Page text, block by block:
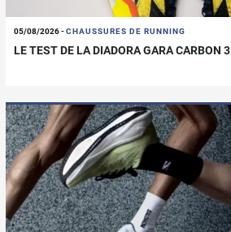
05/08/2026-CHAUSSURES DE RUNNING
LE TEST DE LA DIADORA GARA CARBON 3